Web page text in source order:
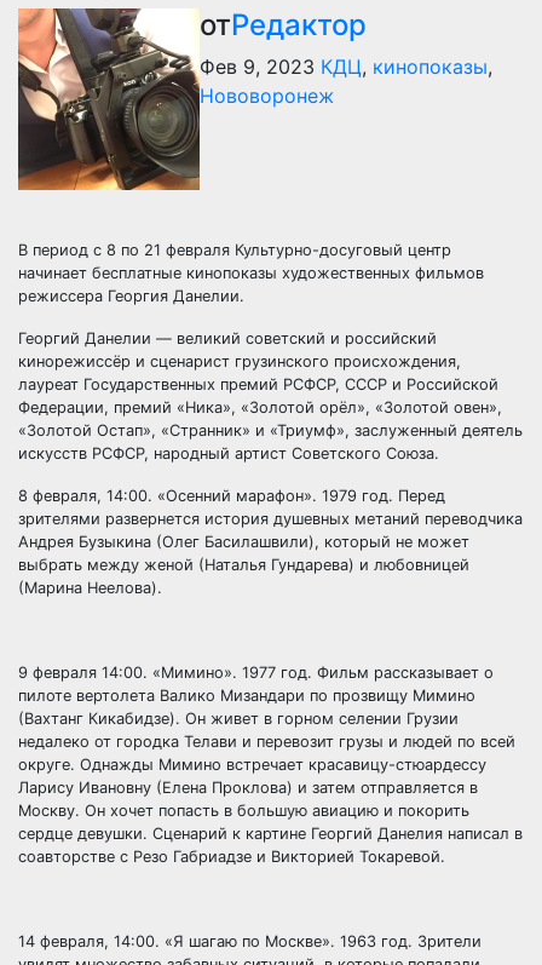
отРедактор
Фев 9, 2023 КДЦ, кинопоказы,
Нововоронеж
В период с 8 по 21 февраля Культурно-досуговый центр
начинает бесплатные кинопоказы художественных фильмов
режиссера Георгия Данелии.
Георгий Данелии — великий советский и российский
кинорежиссёр и сценарист грузинского происхождения,
лауреат Государственных премий РСФСР, СССР и Российской
Федерации, премий «Ника», «Золотой орёл», «Золотой овен»,
«Золотой Остап», «Странник» и «Триумф», заслуженный деятель
искусств РСФСР, народный артист Советского Союза.
8 февраля, 14:00. «Осенний марафон». 1979 год. Перед
зрителями развернется история душевных метаний переводчика
Андрея Бузыкина (Олег Басилашвили), который не может
выбрать между женой (Наталья Гундарева) и любовницей
(Марина Неелова).
9 февраля 14:00. «Мимино». 1977 год. Фильм рассказывает о
пилоте вертолета Валико Мизандари по прозвищу Мимино
(Вахтанг Кикабидзе). Он живет в горном селении Грузии
недалеко от городка Телави и перевозит грузы и людей по всей
округе. Однажды Мимино встречает красавицу-стюардессу
Ларису Ивановну (Елена Проклова) и затем отправляется в
Москву. Он хочет попасть в большую авиацию и покорить
сердце девушки. Сценарий к картине Георгий Данелия написал в
соавторстве с Резо Габриадзе и Викторией Токаревой.
14 февраля, 14:00. «Я шагаю по Москве». 1963 год. Зрители